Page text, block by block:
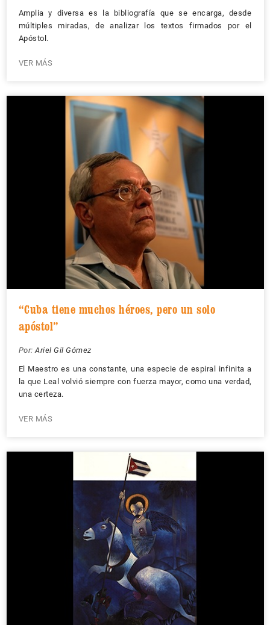
Amplia y diversa es la bibliografía que se encarga, desde
múltiples miradas, de analizar los textos firmados por el
Apóstol.
VER MÁS
“Cuba tiene muchos héroes, pero un solo
apóstol”
Por:Ariel Gil Gómez
El Maestro es una constante, una especie de espiral infinita a
la que Leal volvió siempre con fuerza mayor, como una verdad,
una certeza.
VER MÁS